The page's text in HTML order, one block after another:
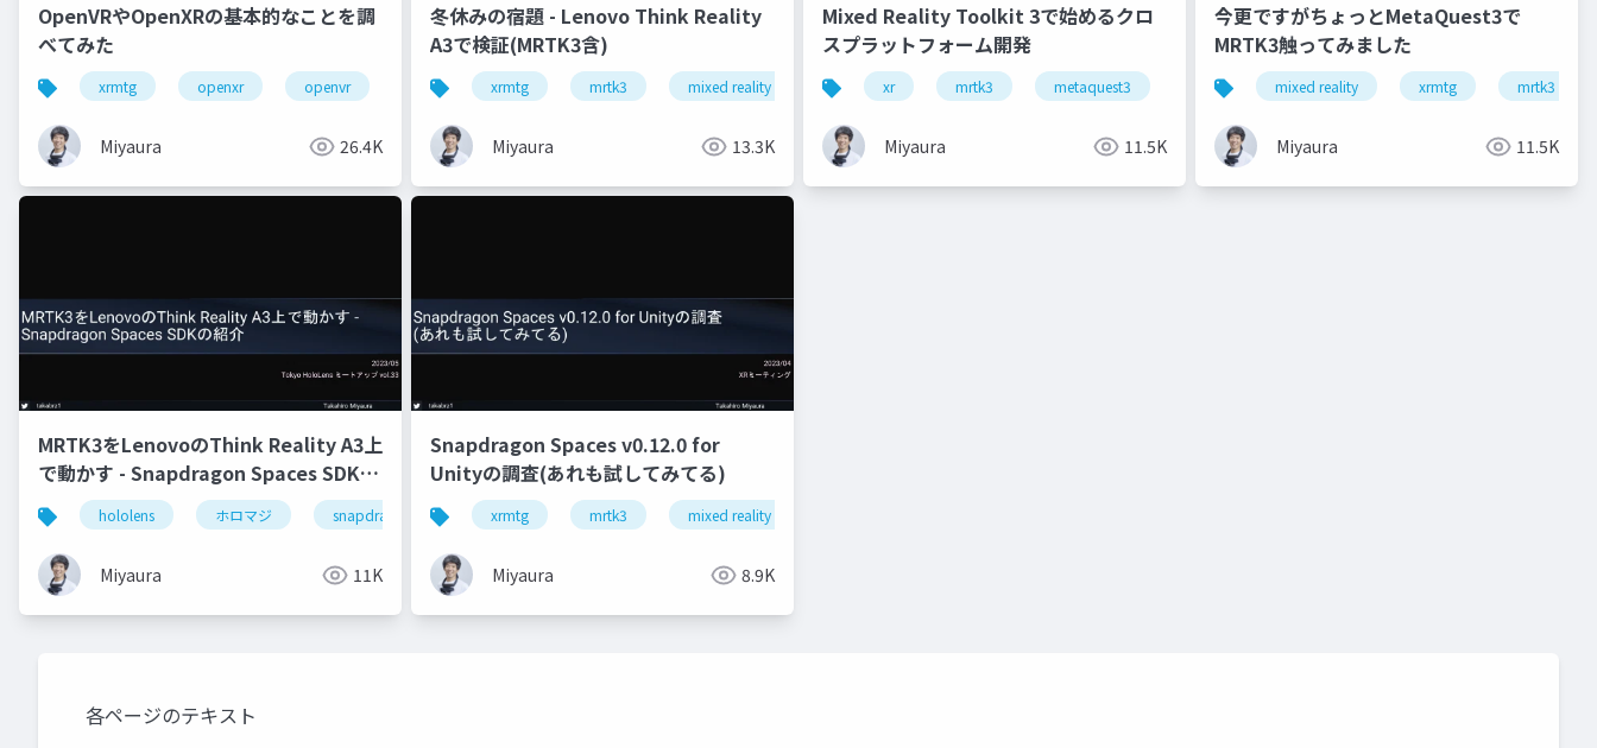
OpenVRやOpenXRの基本的なことを調
べてみた
xrmtg openxr openvr hololens
Miyaura 26.4K
冬休みの宿題 - Lenovo Think Reality
A3で検証(MRTK3含)
xrmtg mrtk3 mixed reality snapdragon spaces thinki reality a3
Miyaura 13.3K
Mixed Reality Toolkit 3で始めるクロ
スプラットフォーム開発
xr mrtk3 metaquest3 snapdragonspaces xrkaigi
Miyaura 11.5K
今更ですがちょっとMetaQuest3で
MRTK3触ってみました
mixed reality xrmtg mrtk3
Miyaura 11.5K
MRTK3をLenovoのThink Reality A3上
で動かす - Snapdragon Spaces SDKの
紹介
hololens ホロマジ snapdragonspaces mrtk3 xr unity
Miyaura 11K
Snapdragon Spaces v0.12.0 for
Unityの調査(あれも試してみてる)
xrmtg mrtk3 mixed reality
Miyaura 8.9K
各ページのテキスト